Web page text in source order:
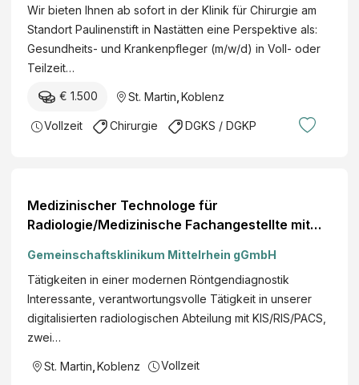
Wir bieten Ihnen ab sofort in der Klinik für Chirurgie am
Standort Paulinenstift in Nastätten eine Perspektive als:
Gesundheits- und Krankenpfleger (m/w/d) in Voll- oder
Teilzeit…
€ 1.500 St. Martin Koblenz
Vollzeit Chirurgie DGKS / DGKP
Medizinischer Technologe für
Radiologie/Medizinische Fachangestellte mit
oder Teilzeit, St. Elisabeth Mayen
Gemeinschaftsklinikum Mittelrhein gGmbH
Tätigkeiten in einer modernen Röntgendiagnostik
Interessante, verantwortungsvolle Tätigkeit in unserer
digitalisierten radiologischen Abteilung mit KIS/RIS/PACS,
zwei…
St. Martin Koblenz Vollzeit